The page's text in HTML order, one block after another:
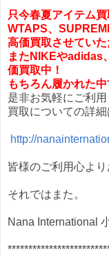
只今春夏アイテム買
WTAPS、
高価買取させていた
またNIKEやadidas
価買取中！
もちろん履かれた
是非お気軽にご利用
買取についての詳
http://
皆様のご利用心より
それではまた。
Nana International